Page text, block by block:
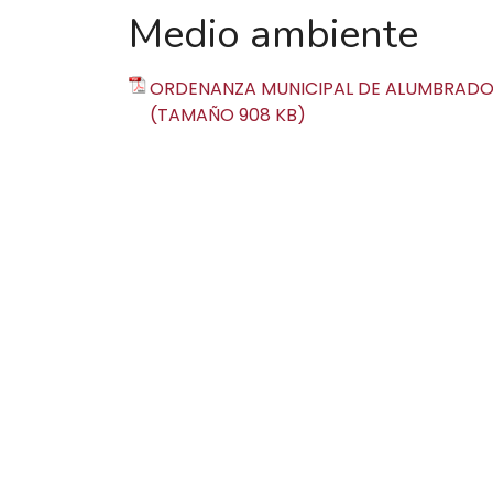
Medio ambiente
ORDENANZA MUNICIPAL DE
(TAMAÑO 908 KB)